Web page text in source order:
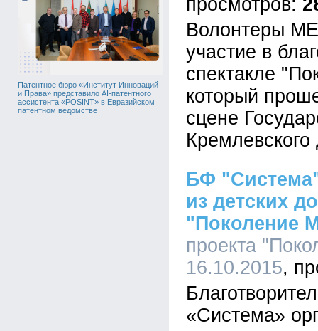
Патентное бюро «Институт Инноваций
и Права» представило AI-патентного
ассистента «POSINT» в Евразийском
патентном ведомстве
Волонтеры
участие в
спектакле
который
сцене
Кремлевского
БФ
из детских
"Поколение
проекта
16.10.2015
«Система»